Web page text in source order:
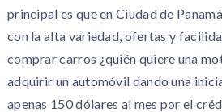
principal es que en Ciudad de
con la alta variedad, ofertas y
comprar carros ¿quién quiere una
adquirir un automóvil dando una
apenas 150 dólares al mes por el